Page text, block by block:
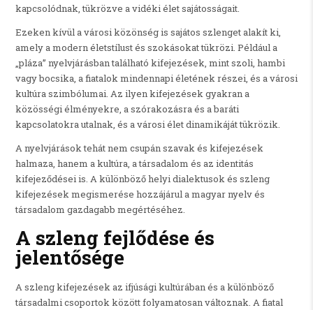
kapcsolódnak, tükrözve a vidéki élet sajátosságait.
Ezeken kívül a városi közönség is sajátos szlenget alakít ki,
amely a modern életstílust és szokásokat tükrözi. Például a
„pláza” nyelvjárásban található kifejezések, mint szoli, hambi
vagy bocsika, a fiatalok mindennapi életének részei, és a városi
kultúra szimbólumai. Az ilyen kifejezések gyakran a
közösségi élményekre, a szórakozásra és a baráti
kapcsolatokra utalnak, és a városi élet dinamikáját tükrözik.
A nyelvjárások tehát nem csupán szavak és kifejezések
halmaza, hanem a kultúra, a társadalom és az identitás
kifejeződései is. A különböző helyi dialektusok és szleng
kifejezések megismerése hozzájárul a magyar nyelv és
társadalom gazdagabb megértéséhez.
A szleng fejlődése és
jelentősége
A szleng kifejezések az ifjúsági kultúrában és a különböző
társadalmi csoportok között folyamatosan változnak. A fiatal